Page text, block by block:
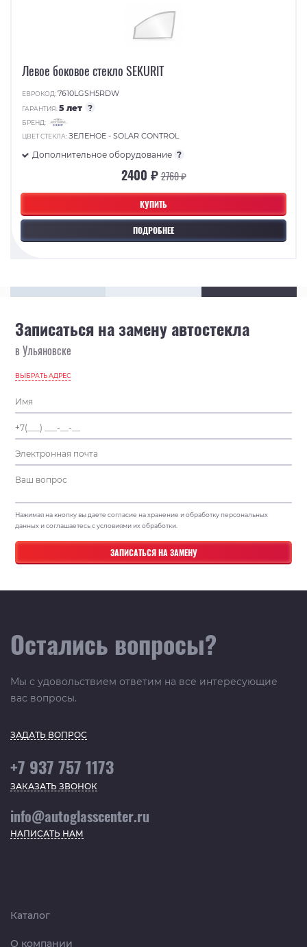
КУПИТЬ
ПОДРОБНЕЕ
Левое боковое стекло SEKURIT
ЕВРОКОД:7610LGSH5RDW
ГАРАНТИЯ:5 лет ?
БРЕНД:
ЦВЕТ СТЕКЛА:ЗЕЛЕНОЕ - SOLAR CONTROL
Дополнительное оборудование ?
2400 ₽2760 ₽
Записаться на замену автостекла
в Ульяновске
ВЫБРАТЬ АДРЕС
Нажимая на кнопку вы даете согласие на хранение и обработку персональных
данных и соглашаетесь с условиями их обработки.
Остались вопросы?
Мы с удовольствием ответим на все интересующие
вас вопросы.
ЗАДАТЬ ВОПРОС
+7 937 757 1173
ЗАКАЗАТЬ ЗВОНОК
info@autoglasscenter.ru
НАПИСАТЬ НАМ
Каталог
О компании